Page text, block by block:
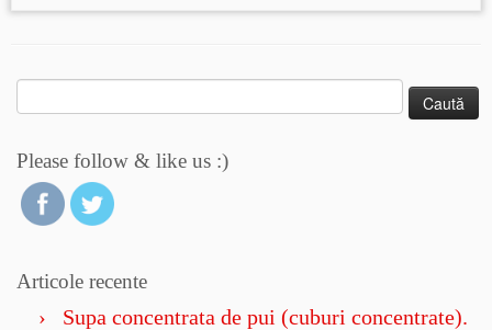
după:
Please follow & like us :)
Articole recente
Supa concentrata de pui (cuburi concentrate).